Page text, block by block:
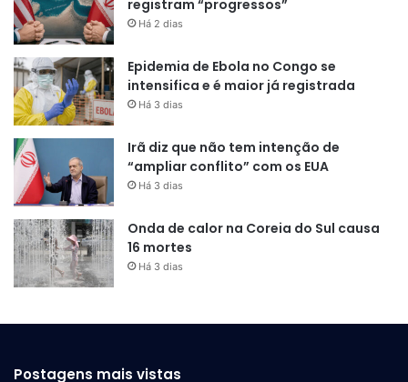
registram “progressos”
Há 2 dias
Epidemia de Ebola no Congo se
intensifica e é maior já registrada
Há 3 dias
Irã diz que não tem intenção de
“ampliar conflito” com os EUA
Há 3 dias
Onda de calor na Coreia do Sul causa
16 mortes
Há 3 dias
Postagens mais vistas